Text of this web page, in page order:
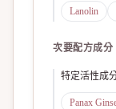
Lanolin
次要配方成分
特定活性成
Panax